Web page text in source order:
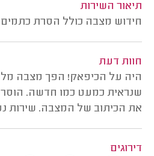
תיאור השירות
חידוש מצבה כולל הסרת כתמים
חוות דעת
היה על הכיפאק! הפך מצבה
שנראית כמעט כמו חדשה.
את הכיתוב של המצבה. שירות
דירוגים